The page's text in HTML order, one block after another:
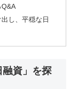
し、平穏な日
資」を探